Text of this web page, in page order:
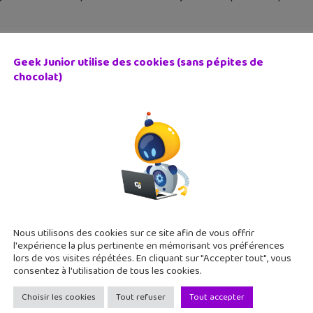
Yubo ou TikTok : pourquoi faut-il s’en méfier
Le Roi des Rats a mené l'enquête sur les
ados mais sur lesquelles on observe des dérives très
Bac : spécialité « numérique et sciences
Geek Junior utilise des cookies (sans pépites de
chocolat)
Nous utilisons des cookies sur ce site afin de vous offrir
l'expérience la plus pertinente en mémorisant vos préférences
lors de vos visites répétées. En cliquant sur "Accepter tout", vous
consentez à l'utilisation de tous les cookies.
Choisir les cookies Tout refuser Tout accepter